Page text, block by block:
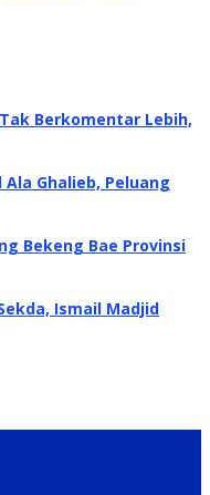
Tak Berkomentar Lebih,
Ghalieb, Peluang
Bekeng Bae Provinsi
Ismail Madjid